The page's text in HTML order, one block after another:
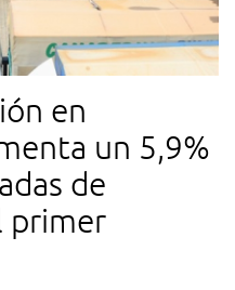
en
un 5,9%
de
primer